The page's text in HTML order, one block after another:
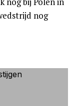
nog